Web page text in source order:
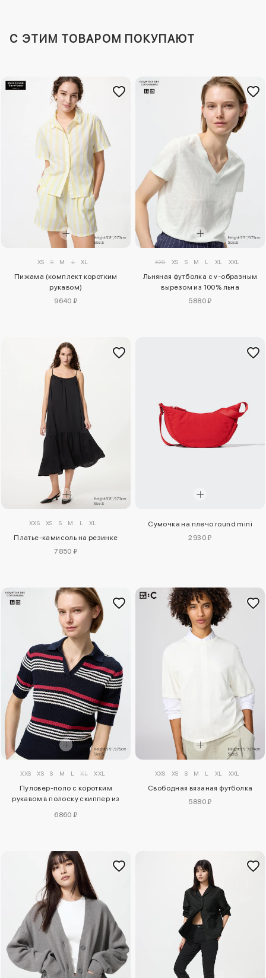
C ЭТИМ ТОВАРОМ ПОКУПАЮТ
XS S M L XL
Пижама (комплект коротким
рукавом)
9640 ₽
XXS XS S M L XL XXL
Льняная футболка с v-образным
вырезом из 100% льна
5880 ₽
XXS XS S M L XL
Платье-камисоль на резинке
7850 ₽
Сумочка на плечо round mini
2930 ₽
XXS XS S M L XL XXL
Пуловер-поло с коротким
рукавом в полоску скиппер из
6860 ₽
XXS XS S M L XL XXL
Свободная вязаная футболка
5880 ₽